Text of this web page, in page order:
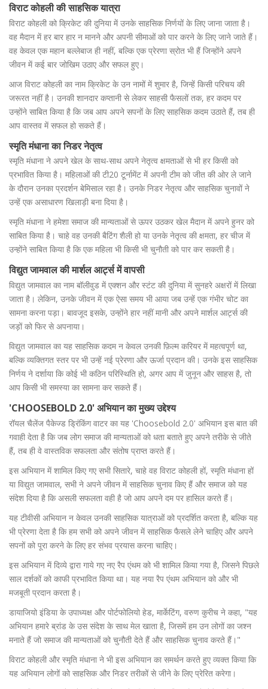
विराट कोहली की साहसिक यात्रा
विराट कोहली को क्रिकेट की दुनिया में उनके साहसिक निर्णयों के लिए जाना जाता है।
वह मैदान में हर बार हार न मानने और अपनी सीमाओं को पार करने के लिए जाने जाते हैं।
वह केवल एक महान बल्लेबाज ही नहीं, बल्कि एक प्रेरणा स्रोत भी हैं जिन्होंने अपने
जीवन में कई बार जोखिम उठाए और सफल हुए।
आज विराट कोहली का नाम क्रिकेट के उन नामों में शुमार है, जिन्हें किसी परिचय की
जरूरत नहीं है। उनकी शानदार कप्तानी से लेकर साहसी फैसलों तक, हर कदम पर
उन्होंने साबित किया है कि जब आप अपने सपनों के लिए साहसिक कदम उठाते हैं, तब ही
आप वास्तव में सफल हो सकते हैं।
स्मृति मंधाना का निडर नेतृत्व
स्मृति मंधाना ने अपने खेल के साथ-साथ अपने नेतृत्व क्षमताओं से भी हर किसी को
प्रभावित किया है। महिलाओं की टी20 टूर्नामेंट में अपनी टीम को जीत की ओर ले जाने
के दौरान उनका प्रदर्शन बेमिसाल रहा है। उनके निडर नेतृत्व और साहसिक चुनावों ने
उन्हें एक असाधारण खिलाड़ी बना दिया है।
स्मृति मंधाना ने हमेशा समाज की मान्यताओं से ऊपर उठकर खेल मैदान में अपने हुनर को
साबित किया है। चाहे वह उनकी बैटिंग शैली हो या उनके नेतृत्व की क्षमता, हर चीज में
उन्होंने साबित किया है कि एक महिला भी किसी भी चुनौती को पार कर सकती है।
विद्युत जामवाल की मार्शल आर्ट्स में वापसी
विद्युत जामवाल का नाम बॉलीवुड में एक्शन और स्टंट की दुनिया में सुनहरे अक्षरों में लिखा
जाता है। लेकिन, उनके जीवन में एक ऐसा समय भी आया जब उन्हें एक गंभीर चोट का
सामना करना पड़ा। बावजूद इसके, उन्होंने हार नहीं मानी और अपने मार्शल आर्ट्स की
जड़ों को फिर से अपनाया।
विद्युत जामवाल का यह साहसिक कदम न केवल उनकी फ़िल्म करियर में महत्वपूर्ण था,
बल्कि व्यक्तिगत स्तर पर भी उन्हें नई प्रेरणा और ऊर्जा प्रदान की। उनके इस साहसिक
निर्णय ने दर्शाया कि कोई भी कठिन परिस्थिति हो, अगर आप में जुनून और साहस है, तो
आप किसी भी समस्या का सामना कर सकते हैं।
'CHOOSEBOLD 2.0' अभियान का मुख्य उद्देश्य
रॉयल चैलेंज पैकेज्ड ड्रिंकिंग वाटर का यह 'Choosebold 2.0' अभियान इस बात की
गवाही देता है कि जब लोग समाज की मान्यताओं को धता बताते हुए अपने तरीके से जीते
हैं, तब ही वे वास्तविक सफलता और संतोष प्राप्त करते हैं।
इस अभियान में शामिल किए गए सभी सितारे, चाहे वह विराट कोहली हों, स्मृति मंधाना हों
या विद्युत जामवाल, सभी ने अपने जीवन में साहसिक चुनाव किए हैं और समाज को यह
संदेश दिया है कि असली सफलता वही है जो आप अपने दम पर हासिल करते हैं।
यह टीवीसी अभियान न केवल उनकी साहसिक यात्राओं को प्रदर्शित करता है, बल्कि यह
भी प्रेरणा देता है कि हम सभी को अपने जीवन में साहसिक फैसले लेने चाहिए और अपने
सपनों को पूरा करने के लिए हर संभव प्रयास करना चाहिए।
इस अभियान में दिव्ये द्वारा गाये गए नए रैप एंथम को भी शामिल किया गया है, जिसने पिछले
साल दर्शकों को काफी प्रभावित किया था। यह नया रैप एंथम अभियान को और भी
मजबूती प्रदान करता है।
डायाजियो इंडिया के उपाध्यक्ष और पोर्टफोलियो हेड, मार्केटिंग, वरुण कुरीच ने कहा, "यह
अभियान हमारे ब्रांड के उस संदेश के साथ मेल खाता है, जिसमें हम उन लोगों का जश्न
मनाते हैं जो समाज की मान्यताओं को चुनौती देते हैं और साहसिक चुनाव करते हैं।"
विराट कोहली और स्मृति मंधाना ने भी इस अभियान का समर्थन करते हुए व्यक्त किया कि
यह अभियान लोगों को साहसिक और निडर तरीकों से जीने के लिए प्रेरित करेगा।